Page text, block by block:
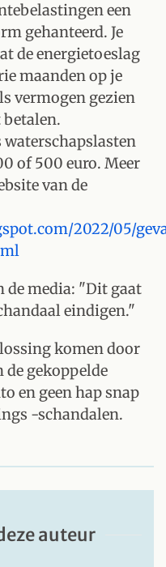
een
gehanteerd. Je
de energietoeslag
maanden op je
vermogen gezien
waterschapslasten
of 500 euro. Meer
van de
2022/05/
media: "Dit gaat
eindigen."
komen door
de gekoppelde
en geen hap snap
-schandalen.
auteur